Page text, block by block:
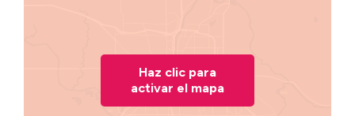
Haz clic para
activar el mapa